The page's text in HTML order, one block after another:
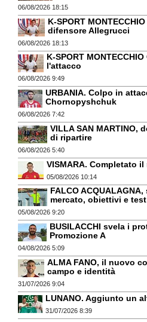
06/08/2026 18:15
K-SPORT
difensore Allegrucci
06/08/2026 18:13
K-SPORT
l'attacco
06/08/2026 9:49
URBANIA. Colpo in
Chornopyshchuk
06/08/2026 7:42
VILLA SAN MARTINO,
di ripartire
06/08/2026 5:40
VISMARA. Completato
05/08/2026 10:14
FALCO
mercato, obiettivi e
05/08/2026 9:20
BUSILACCHI svela i
Promozione A
04/08/2026 5:09
ALMA FANO, il nuovo
campo e identità
31/07/2026 9:04
LUNANO. Aggiunto un
31/07/2026 8:39